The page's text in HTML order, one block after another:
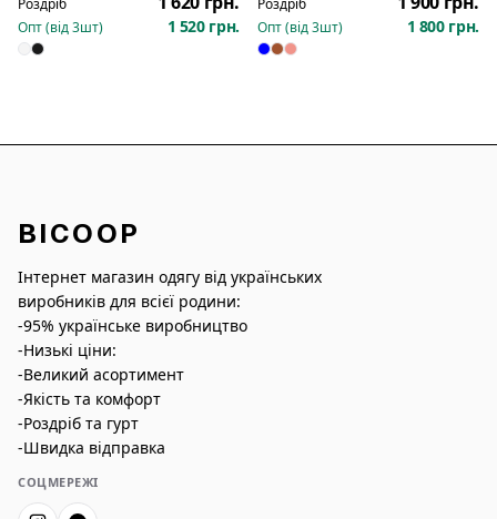
Роздріб
Опт (від3шт) 1 520 грн.
Роздріб
Опт (від3шт) 1 800 грн.
BICOOP
Інтернет магазин одягу від українських
виробників для всієї родини:
-95% українське виробництво
-Низькі ціни:
-Великий асортимент
-Якість та комфорт
-Роздріб та гурт
-Швидка відправка
СОЦМЕРЕЖІ